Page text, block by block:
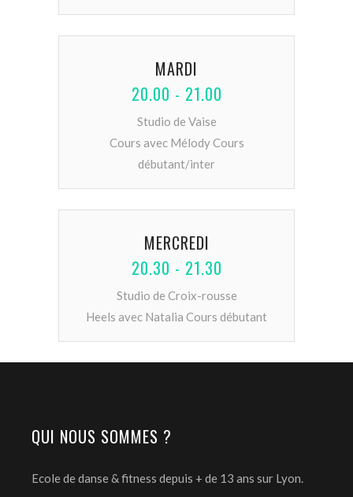
MARDI
20.00 - 21.00
Studio de Vaise
Cours avec Mélody Cours
débutant/inter
MERCREDI
20.30 - 21.30
Studio de Croix-rousse
Heels avec Natalia Cours débutant
QUI NOUS SOMMES ?
Ecole de danse & fitness depuis + de 13 ans sur Lyon.